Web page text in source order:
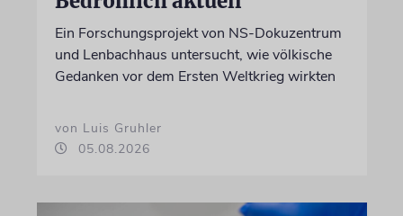
Ein Forschungsprojekt von NS-Dokuzentrum
und Lenbachhaus untersucht, wie völkische
Gedanken vor dem Ersten Weltkrieg wirkten
von Luis Gruhler
05.08.2026